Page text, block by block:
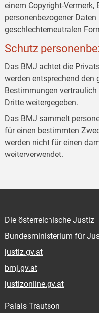
einem Copyright-
personenbezogener
geschlechterneutralen
Schutz
Das BMJ achtet die
werden entsprechend den
Bestimmungen
Dritte weitergegeben.
Das BMJ sammelt
für einen bestimmten
werden nicht für einen
weiterverwendet.
Die österreichische Justiz
Bundesministerium für
justiz.gv.at
bmj.gv.at
justizonline.gv.at
Palais Trautson